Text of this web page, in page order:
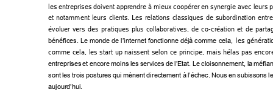
les entreprises doivent apprendre à mieux coopérer en synergie avec leurs
et notamment leurs clients. Les relations classiques de subordination
évoluer vers des pratiques plus collaboratives, de co-création et de part
bénéfices. Le monde de l’internet fonctionne déjà comme cela, les
comme cela, les start up naissent selon ce principe, mais hélas pas
entreprises et encore moins les services de l’Etat. Le cloisonnement, la
sont les trois postures qui mènent directement à l’échec. Nous en subissons
aujourd’hui.